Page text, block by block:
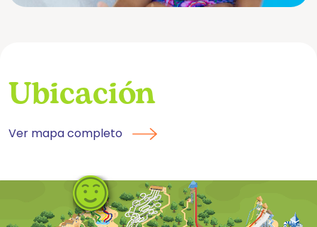
Ubicación
Ver mapa completo